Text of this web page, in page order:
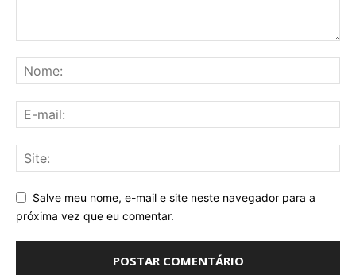
Salve meu nome, e-mail e site neste navegador para a
próxima vez que eu comentar.